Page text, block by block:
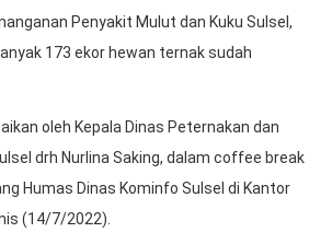
Penyakit Mulut dan Kuku Sulsel,
173 ekor hewan ternak sudah
oleh Kepala Dinas Peternakan dan
drh Nurlina Saking, dalam coffee break
Humas Dinas Kominfo Sulsel di Kantor
(14/7/2022).